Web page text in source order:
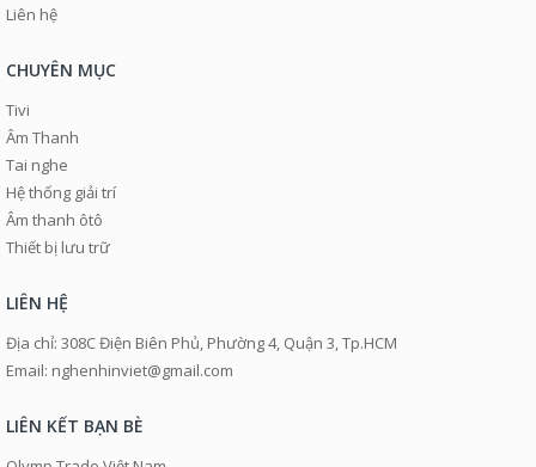
Liên hệ
CHUYÊN MỤC
Tivi
Âm Thanh
Tai nghe
Hệ thống giải trí
Âm thanh ôtô
Thiết bị lưu trữ
LIÊN HỆ
Địa chỉ: 308C Điện Biên Phủ, Phường 4, Quận 3, Tp.HCM
Email: nghenhinviet@gmail.com
LIÊN KẾT BẠN BÈ